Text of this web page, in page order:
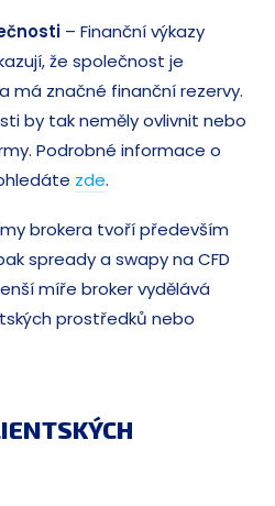
– Finanční výkazy
že společnost je
má značné finanční rezervy.
by tak neměly ovlivnit nebo
Podrobné informace o
zde.
brokera tvoří především
spready a swapy na CFD
míře broker vydělává
prostředků nebo